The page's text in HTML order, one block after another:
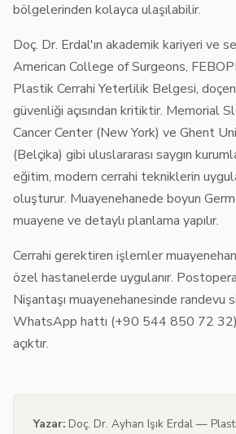
bölgelerinden kolayca ulaşılabilir.
Doç. Dr. Erdal'ın akademik kariyeri ve
American College of Surgeons,
Plastik Cerrahi Yeterlilik Belgesi,
güvenliği açısından kritiktir. Memorial
Cancer Center (New York) ve Ghent
(Belçika) gibi uluslararası saygın
eğitim, modern cerrahi tekniklerin
oluşturur. Muayenehanede boyun
muayene ve detaylı planlama yapılır.
Cerrahi gerektiren işlemler
özel hastanelerde uygulanır.
Nişantaşı muayenehanesinde randevu
WhatsApp hattı (+90 544 850 72 32)
açıktır.
Yazar: Doç. Dr. Ayhan Işık Erdal —